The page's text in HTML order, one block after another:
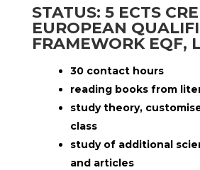
STATUS: 5 ECTS
EUROPEAN
FRAMEWORK EQF,
30 contact hours
reading books from
study theory,
class
study of additional
and articles